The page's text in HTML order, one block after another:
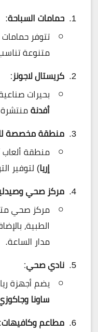
حمامات السباحة:
تتوفر
متنوعة
كريستال لاجونز:
بحيرات
أفدنة
منطقة مخصصة
منطقة
إريا) لتوفير
مركز صحي
مركز صحي
الطبية،
مدار الساعة.
نادي صحي:
يضم أجهزة
ساونا
مطاعم وكافيهات: